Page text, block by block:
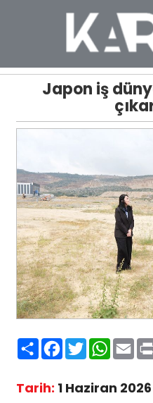
Japon iş
PaylaşFacebook
Twitter
Tarih: 1 Haziran